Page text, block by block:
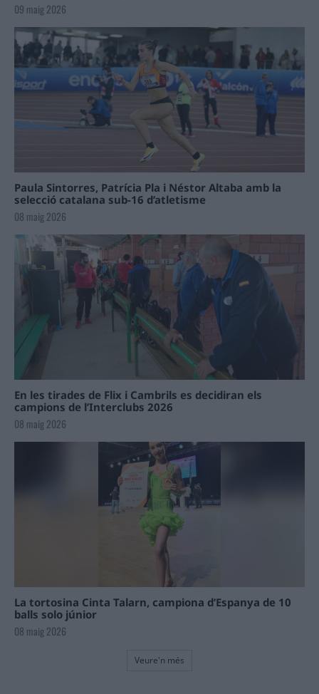
09 maig 2026
Paula Sintorres, Patrícia Pla i Néstor Altaba amb la
selecció catalana sub-16 d’atletisme
08 maig 2026
En les tirades de Flix i Cambrils es decidiran els
campions de l’Interclubs 2026
08 maig 2026
La tortosina Cinta Talarn, campiona d’Espanya de 10
balls solo júnior
08 maig 2026
Veure'n més